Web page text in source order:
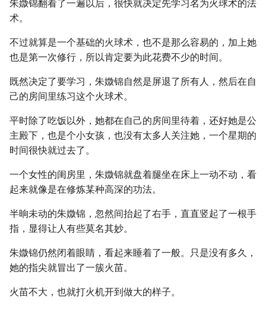
朱媺锦翻看了一遍以后，很快就决定先学习名为火球术的法
术。
不过就算是一个基础的火球术，也不是那么容易的，加上她
也是第一次修行，所以肯定要为此花费不少的时间。
既然决定了要学习，朱媺锦自然是屏退了所有人，然后在自
己的房间里练习这个火球术。
平时除了吃饭以外，她都在自己的房间里待着，还好她是公
主殿下，也是个小女孩，也没有太多人关注她，一个星期的
时间很快就过去了。
一个女性的闺房里，朱媺锦就盘着腿坐在床上一动不动，看
起来就像是在修炼某种高深的功法。
半晌未动的朱媺锦，忽然间抬起了右手，直直竖起了一根手
指，显得让人有些莫名其妙。
朱媺锦仍然闭着眼睛，看起来睡着了一般。只是没有多久，
她的指尖就冒出了一簇火苗。
火苗不大，也就打火机开到做大的样子。